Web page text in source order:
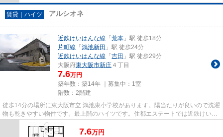
賃貸｜ハイツ アルシオネ
近鉄けいはんな線 「 荒本 」駅 徒歩18分
片町線 「 鴻池新田 」駅 徒歩24分
近鉄けいはんな線 「 吉田 」駅 徒歩29分
大阪府東大阪市新庄 ４丁目
7.6万円
築年数：築14年 ｜募集中： 1室
階数：2階建
徒歩14分の場所に東大阪市立 鴻池東小学校があります。陽当たりが良いので洗濯
物も乾きやすい物件です。最上階のハイツです。住都エステートでは近鉄けいは
んな線荒本駅に近く、交通ア...
7.6万円